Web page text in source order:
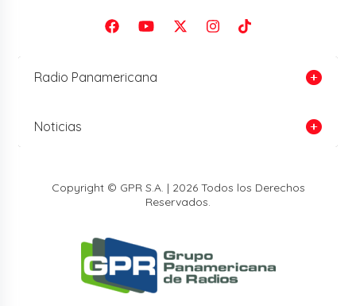
Radio Panamericana
Noticias
Copyright © GPR S.A. | 2026 Todos los Derechos
Reservados.